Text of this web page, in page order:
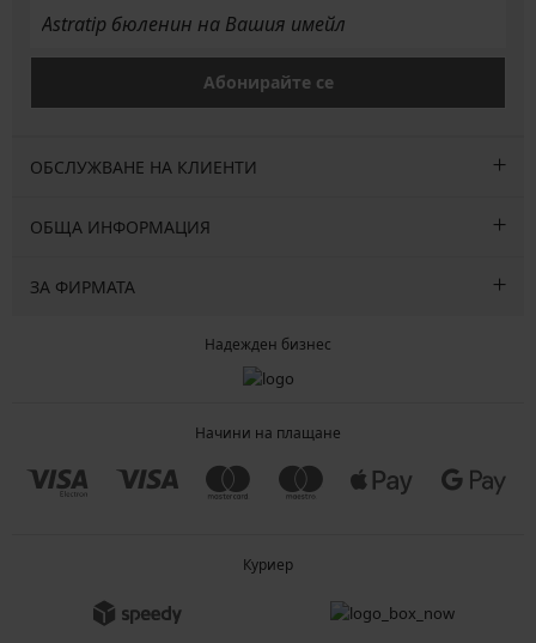
Абонирайте се
ОБСЛУЖВАНЕ НА КЛИЕНТИ
ОБЩА ИНФОРМАЦИЯ
ЗА ФИРМАТА
Надежден бизнес
Начини на плащане
Куриер